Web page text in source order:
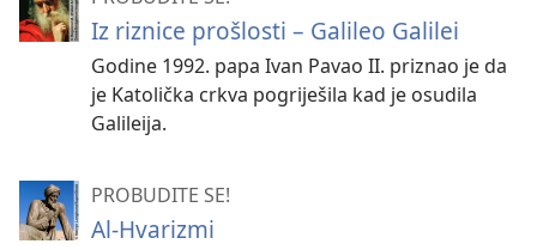
Iz riznice prošlosti – Galileo Galilei
Godine 1992. papa Ivan Pavao II. priznao je da
je Katolička crkva pogriješila kad je osudila
Galileija.
PROBUDITE SE!
Al-Hvarizmi